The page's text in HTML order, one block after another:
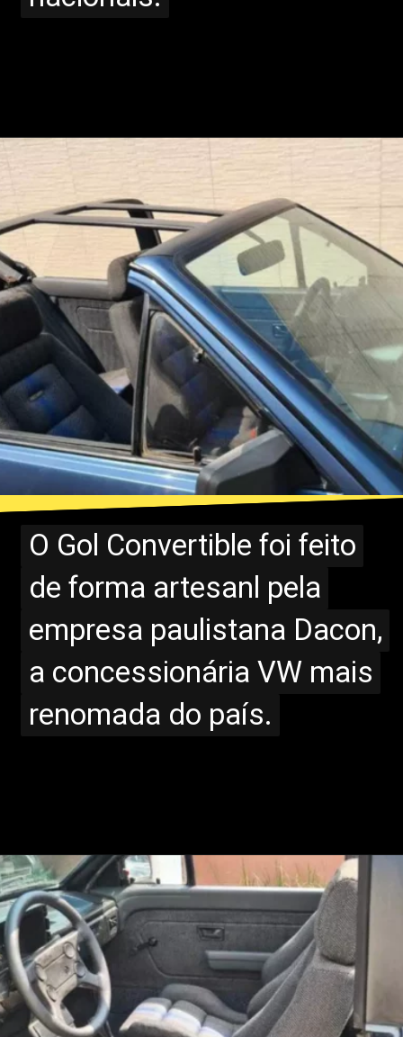
O Gol Convertible foi feito
de forma artesanl pela
empresa paulistana Dacon,
a concessionária VW mais
renomada do país.
O Gol Convertible foi feito
de forma artesanl pela
empresa paulistana Dacon,
a concessionária VW mais
renomada do país.
Opening